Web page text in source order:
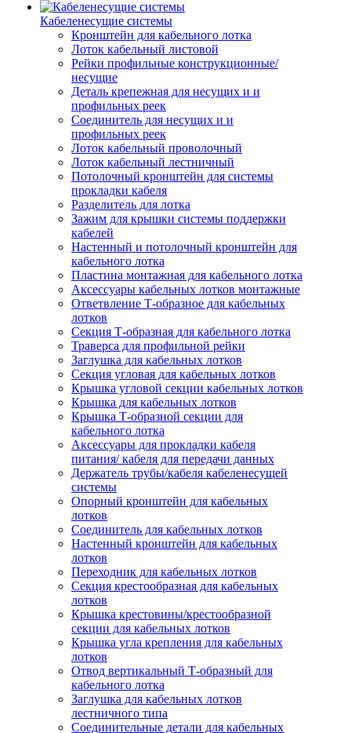
Кабеленесущие системы
Кронштейн для кабельного лотка
Лоток кабельный листовой
Рейки профильные конструкционные/
несущие
Деталь крепежная для несущих и и
профильных реек
Соединитель для несущих и и
профильных реек
Лоток кабельный проволочный
Лоток кабельный лестничный
Потолочный кронштейн для системы
прокладки кабеля
Разделитель для лотка
Зажим для крышки системы поддержки
кабелей
Настенный и потолочный кронштейн для
кабельного лотка
Пластина монтажная для кабельного лотка
Аксессуары кабельных лотков монтажные
Ответвление Т-образное для кабельных
лотков
Секция Т-образная для кабельного лотка
Траверса для профильной рейки
Заглушка для кабельных лотков
Секция угловая для кабельных лотков
Крышка угловой секции кабельных лотков
Крышка для кабельных лотков
Крышка Т-образной секции для
кабельного лотка
Аксессуары для прокладки кабеля
питания/ кабеля для передачи данных
Держатель трубы/кабеля кабеленесущей
системы
Опорный кронштейн для кабельных
лотков
Соединитель для кабельных лотков
Настенный кронштейн для кабельных
лотков
Переходник для кабельных лотков
Секция крестообразная для кабельных
лотков
Крышка крестовины/крестообразной
секции для кабельных лотков
Крышка угла крепления для кабельных
лотков
Отвод вертикальный Т-образный для
кабельного лотка
Заглушка для кабельных лотков
лестничного типа
Соединительные детали для кабельных